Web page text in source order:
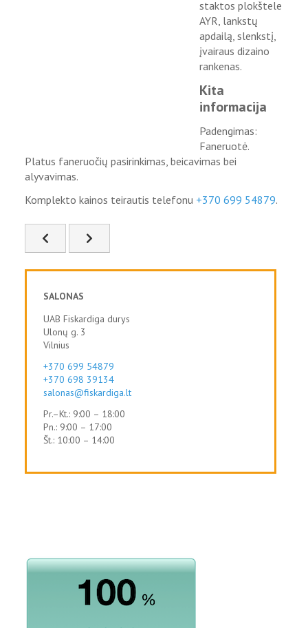
staktos plokštele
AYR, lankstų
apdailą, slenkstį,
įvairaus dizaino
rankenas.
Kita
informacija
Padengimas:
Faneruotė.
Platus faneruočių pasirinkimas, beicavimas bei
alyvavimas.
Komplekto kainos teirautis telefonu +370 699 54879.
Ankstesnis straipsnis: FIS-40
Kitas straipsnis: FIS-47
SALONAS
UAB Fiskardiga durys
Ulonų g. 3
Vilnius
+370 699 54879
+370 698 39134
salonas@fiskardiga.lt
Pr.–Kt.: 9:00 – 18:00
Pn.: 9:00 – 17:00
Št.: 10:00 – 14:00